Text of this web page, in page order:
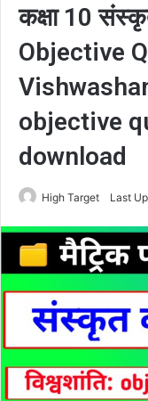
कक्षा 10
Objective
objective
download
High Target Last